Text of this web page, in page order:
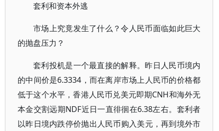
套利和资本外逃
市场上究竟发生了什么？令人民币面临如此巨大
的抛盘压力？
套利投机是一个最直接的解释。昨日人民币境内
的中间价是6.3334，而在离岸市场上人民币的价格都
低于这个水平，香港人民币兑美元即期CNH和海外无
本金交割远期NDF近日一直徘徊在6.38左右。套利者
以昨日境内跌停价抛出人民币购入美元，再到境外市